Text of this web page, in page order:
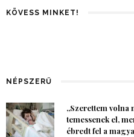
KÖVESS MINKET!
NÉPSZERŰ
„Szerettem volna
temessenek el,
ébredt fel a